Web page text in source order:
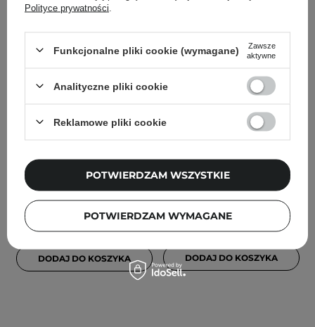
Vita C Dark Circle Eye
Cream - Rozjaśniający
4
DODAJ DO KOSZYKA
Vita-C Dark Spot Care
Pad - Płatki
przebarwienia - 70szt.
DODAJ DO KOSZYKA
Polityce prywatności
Funkcjonalne pliki cookie (wymagane)
Zawsze
aktywne
Analityczne pliki cookie
Reklamowe pliki cookie
POTWIERDZAM WYMAGANE
POTWIERDZAM WSZYSTKIE